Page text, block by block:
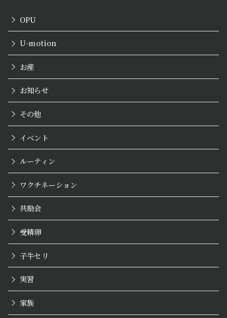
OPU
U-motion
お産
お知らせ
その他
イベント
ルーティン
ワクチネーション
共励会
受精卵
子牛セリ
実習
家族